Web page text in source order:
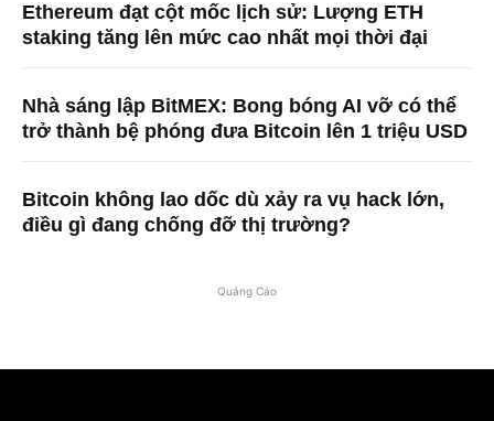
Ethereum đạt cột mốc lịch sử: Lượng ETH
staking tăng lên mức cao nhất mọi thời đại
Nhà sáng lập BitMEX: Bong bóng AI vỡ có thể
trở thành bệ phóng đưa Bitcoin lên 1 triệu USD
Bitcoin không lao dốc dù xảy ra vụ hack lớn,
điều gì đang chống đỡ thị trường?
Quảng Cáo